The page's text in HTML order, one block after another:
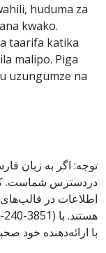
huduma za
kwako.
taarifa katika
malipo. Piga
uzungumze na
توجه: اگر به زبان
دردسترس شماست.
اطلاعات در
با ارائه‌دهنده خود